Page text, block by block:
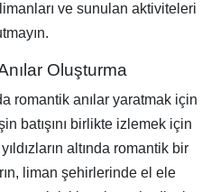
ve sunulan aktiviteleri
Oluşturma
romantik anılar yaratmak için
batışını birlikte izlemek için
altında romantik bir
liman şehirlerinde el ele